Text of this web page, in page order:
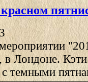
Лондоне.
с темными